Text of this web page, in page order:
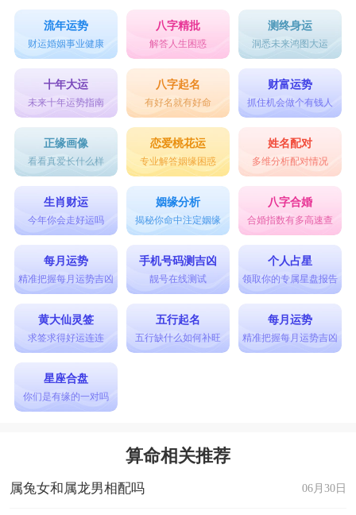
流年运势
财运婚姻事业健康
八字精批
解答人生困惑
测终身运
洞悉未来鸿图大运
十年大运
未来十年运势指南
八字起名
有好名就有好命
财富运势
抓住机会做个有钱人
正缘画像
看看真爱长什么样
恋爱桃花运
专业解答姻缘困惑
姓名配对
多维分析配对情况
生肖财运
今年你会走好运吗
姻缘分析
揭秘你命中注定姻缘
八字合婚
合婚指数有多高速查
每月运势
精准把握每月运势吉凶
手机号码测吉凶
靓号在线测试
个人占星
领取你的专属星盘报告
黄大仙灵签
求签求得好运连连
五行起名
五行缺什么如何补旺
每月运势
精准把握每月运势吉凶
星座合盘
你们是有缘的一对吗
算命相关推荐
06月30日
属兔女和属龙男相配吗